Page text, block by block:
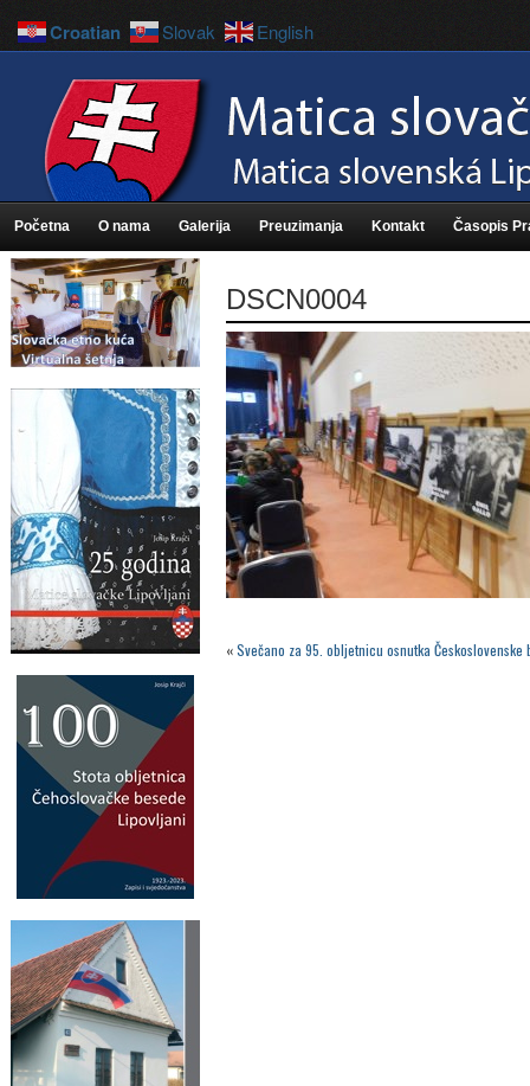
Početna O nama Galerija Preuzimanja Kontakt Časopis
DSCN0004
«Svečano za 95. obljetnicu osnutka
Croatian Slovak English